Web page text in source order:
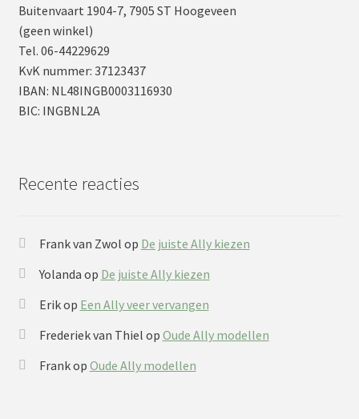
Buitenvaart 1904-7, 7905 ST Hoogeveen
(geen winkel)
Tel. 06-44229629
KvK nummer: 37123437
IBAN: NL48INGB0003116930
BIC: INGBNL2A
Recente reacties
Frank van Zwol op De juiste Ally kiezen
Yolanda op De juiste Ally kiezen
Erikop Een Ally veer vervangen
Frederiek van Thiel op Oude Ally modellen
Frankop Oude Ally modellen